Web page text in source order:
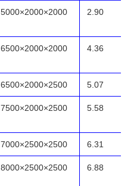
5000×2000×2000 2.90
6500×2000×2000 4.36
6500×2000×2500 5.07
7500×2000×2500 5.58
7000×2500×2500 6.31
8000×2500×2500 6.88